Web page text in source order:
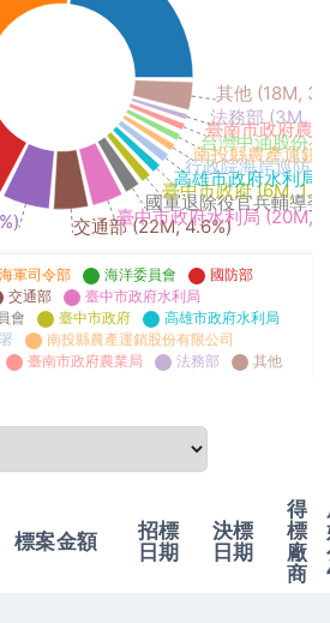
交通部 (22M, 4.6%)
臺中市政府水利局 (20M,
國軍退除役官兵輔導
臺中市政府 (6M,
高雄市政府水利局
行政院海岸巡防
南投縣農產運銷
台灣中油股份
臺南市政府農
法務部 (3M,
其他 (18M,
軍司令部 海洋委員會
國防部
交通部
臺中市政府水利局
會
臺中市政府
高雄市政府水利局
南投縣農產運銷股份有限公司
臺南市政府農業局 法務部 其他
標案金額
招標
日期
決標
日期
得
標
廠
商